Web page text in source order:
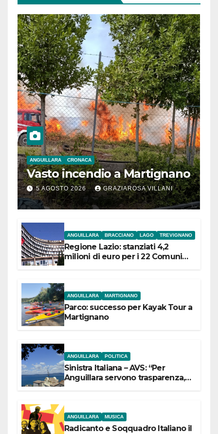
ANGUILLARA CRONACA
Vasto incendio a Martignano
5 AGOSTO 2026 GRAZIAROSA VILLANI
ANGUILLARA BRACCIANO LAGO TREVIGNANO
Regione Lazio: stanziati 4,2
milioni di euro per i 22 Comuni
ANGUILLARA MARTIGNANO
Parco: successo per Kayak Tour a
Martignano
ANGUILLARA POLITICA
Sinistra Italiana – AVS: “Per
Anguillara servono trasparenza,
ANGUILLARA MUSICA
Radicanto e Soqquadro Italiano il